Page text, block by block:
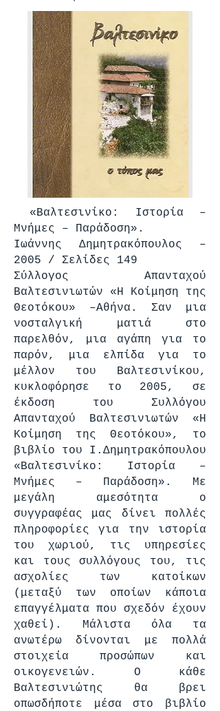
«Βαλτεσινίκο: Ιστορία –
Μνήμες – Παράδοση».
Ιωάννης Δημητρακόπουλος –
2005 / Σελίδες 149
Σύλλογος Απανταχού
Βαλτεσινιωτών «Η Κοίμηση της
Θεοτόκου» –Αθήνα. Σαν μια
νοσταλγική ματιά στο
παρελθόν, μια αγάπη για το
παρόν, μια ελπίδα για το
μέλλον του Βαλτεσινίκου,
κυκλοφόρησε το 2005, σε
έκδοση του Συλλόγου
Απανταχού Βαλτεσινιωτών «Η
Κοίμηση της Θεοτόκου», το
βιβλίο του Ι.Δημητρακόπουλου
«Βαλτεσινίκο: Ιστορία –
Μνήμες – Παράδοση». Με
μεγάλη αμεσότητα ο
συγγραφέας μας δίνει πολλές
πληροφορίες για την ιστορία
του χωριού, τις υπηρεσίες
και τους συλλόγους του, τις
ασχολίες των κατοίκων
(μεταξύ των οποίων κάποια
επαγγέλματα που σχεδόν έχουν
χαθεί). Μάλιστα όλα τα
ανωτέρω δίνονται με πολλά
στοιχεία προσώπων και
οικογενειών. Ο κάθε
Βαλτεσινιώτης θα βρει
οπωσδήποτε μέσα στο βιβλίο